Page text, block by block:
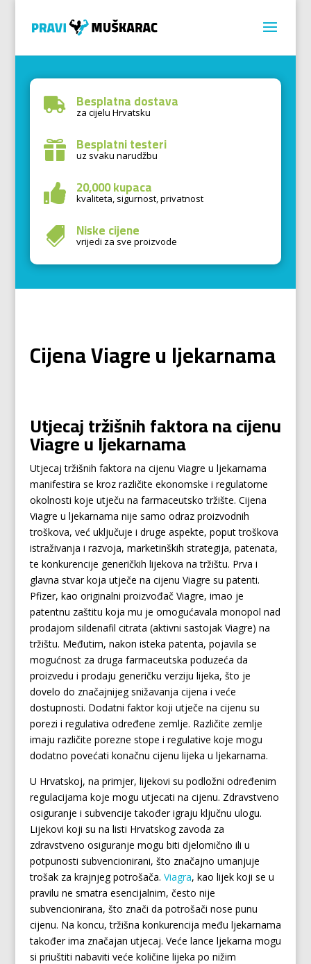
 Besplatna dostava
za cijelu Hrvatsku
 Besplatni testeri
uz svaku narudžbu
 20,000 kupaca
kvaliteta, sigurnost, privatnost
 Niske cijene
vrijedi za sve proizvode
Cijena Viagre u ljekarnama
Utjecaj tržišnih faktora na cijenu
Viagre u ljekarnama
Utjecaj tržišnih faktora na cijenu Viagre u ljekarnama
manifestira se kroz različite ekonomske i regulatorne
okolnosti koje utječu na farmaceutsko tržište. Cijena
Viagre u ljekarnama nije samo odraz proizvodnih
troškova, već uključuje i druge aspekte, poput troškova
istraživanja i razvoja, marketinških strategija, patenata,
te konkurencije generičkih lijekova na tržištu. Prva i
glavna stvar koja utječe na cijenu Viagre su patenti.
Pfizer, kao originalni proizvođač Viagre, imao je
patentnu zaštitu koja mu je omogućavala monopol nad
prodajom sildenafil citrata (aktivni sastojak Viagre) na
tržištu. Međutim, nakon isteka patenta, pojavila se
mogućnost za druga farmaceutska poduzeća da
proizvedu i prodaju generičku verziju lijeka, što je
dovelo do značajnijeg snižavanja cijena i veće
dostupnosti. Dodatni faktor koji utječe na cijenu su
porezi i regulativa određene zemlje. Različite zemlje
imaju različite porezne stope i regulative koje mogu
dodatno povećati konačnu cijenu lijeka u ljekarnama.
U Hrvatskoj, na primjer, lijekovi su podložni određenim
regulacijama koje mogu utjecati na cijenu. Zdravstveno
osiguranje i subvencije također igraju ključnu ulogu.
Lijekovi koji su na listi Hrvatskog zavoda za
zdravstveno osiguranje mogu biti djelomično ili u
potpunosti subvencionirani, što značajno umanjuje
trošak za krajnjeg potrošača. Viagra, kao lijek koji se u
pravilu ne smatra esencijalnim, često nije
subvencionirana, što znači da potrošači nose punu
cijenu. Na koncu, tržišna konkurencija među ljekarnama
također ima značajan utjecaj. Veće lance ljekarna mogu
si priuštiti nabaviti veće količine lijeka po nižim